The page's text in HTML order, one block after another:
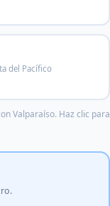
del Pacífico
Valparaíso. Haz clic para